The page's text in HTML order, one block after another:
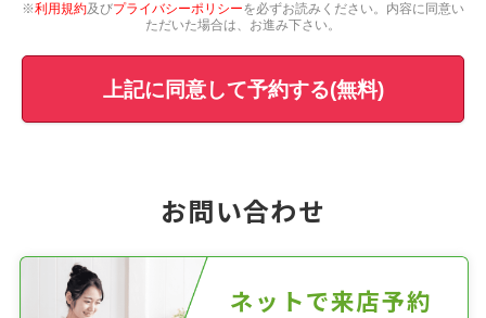
※利用規約及びプライバシーポリシーを必ずお読みください。内容に同意い
ただいた場合は、お進み下さい。
上記に同意して予約する(無料)
お問い合わせ
ネットで来店予約